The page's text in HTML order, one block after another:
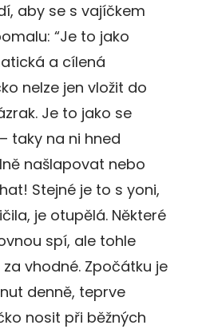
aby se s vajíčkem
“Je to jako
a cílená
nelze jen vložit do
Je to jako se
taky na ni hned
našlapovat nebo
Stejné je to s yoni,
je otupělá. Některé
spí, ale tohle
vhodné. Zpočátku je
denně, teprve
nosit při běžných